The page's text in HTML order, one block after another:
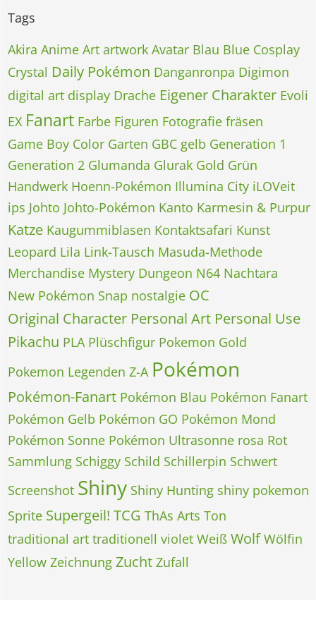
Tags
Akira Anime Art artwork Avatar Blau Blue Cosplay
Crystal Daily Pokémon Danganronpa Digimon
digital art display Drache Eigener Charakter Evoli
EX Fanart Farbe Figuren Fotografie fräsen
Game Boy Color Garten GBC gelb Generation 1
Generation 2 Glumanda Glurak Gold Grün
Handwerk Hoenn-Pokémon Illumina City iLOVeit
ips Johto Johto-Pokémon Kanto Karmesin & Purpur
Katze Kaugummiblasen Kontaktsafari Kunst
Leopard Lila Link-Tausch Masuda-Methode
Merchandise Mystery Dungeon N64 Nachtara
New Pokémon Snap nostalgie OC
Original Character Personal Art Personal Use
Pikachu PLA Plüschfigur Pokemon Gold
Pokemon Legenden Z-A Pokémon
Pokémon-Fanart Pokémon Blau Pokémon Fanart
Pokémon Gelb Pokémon GO Pokémon Mond
Pokémon Sonne Pokémon Ultrasonne rosa Rot
Sammlung Schiggy Schild Schillerpin Schwert
Screenshot Shiny Shiny Hunting shiny pokemon
Sprite Supergeil! TCG ThAs Arts Ton
traditional art traditionell violet Weiß Wolf Wölfin
Yellow Zeichnung Zucht Zufall